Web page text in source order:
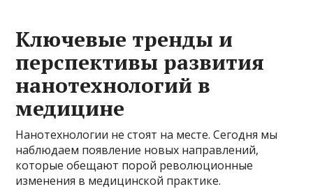
Ключевые тренды и
перспективы развития
нанотехнологий в
медицине
Нанотехнологии не стоят на месте. Сегодня мы
наблюдаем появление новых направлений,
которые обещают порой революционные
изменения в медицинской практике.